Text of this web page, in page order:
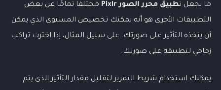
ما يجعل تطبيق محرر الصورPixlr مختلفًا تمامًا عن بعض
التطبيقات الأخرى هو أنه يمكنك تخصيص المستوى الذي يمكن
أن يتخذه التأثير على صورتك. على سبيل المثال، إذا اخترت تراكب
زجاجي لتطبيقه على صورتك.
يمكنك استخدام شريط التمرير لتقليل مقدار التأثير الذي يتم